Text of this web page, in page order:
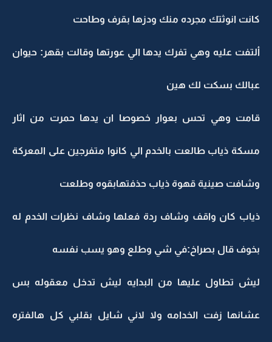
كانت انوثتك مجرده منك ودزها بقرف وطاحت
ألتفت عليه وهي تفرك يدها الي عورتها وقالت بقهر: حيوان
عبالك بسكت لك هين
قامت وهي تحس بعوار خصوصا ان يدها حمرت من اثار
مسكة ذياب طالعت بالخدم الي كانوا متفرجين على المعركة
وشافت صينية قهوة ذياب حذفتهابقوه وطلعت
ذياب كان واقف وشاف ردة فعلها وشاف نظرات الخدم له
بخوف قال بصراخ:في شي وطلع وهو يسب نفسه
ليش تطاول عليها من البدايه ليش تدخل معقوله بس
عشانها زفت الخدامه ولا لاني شايل بقلبي كل هالفتره